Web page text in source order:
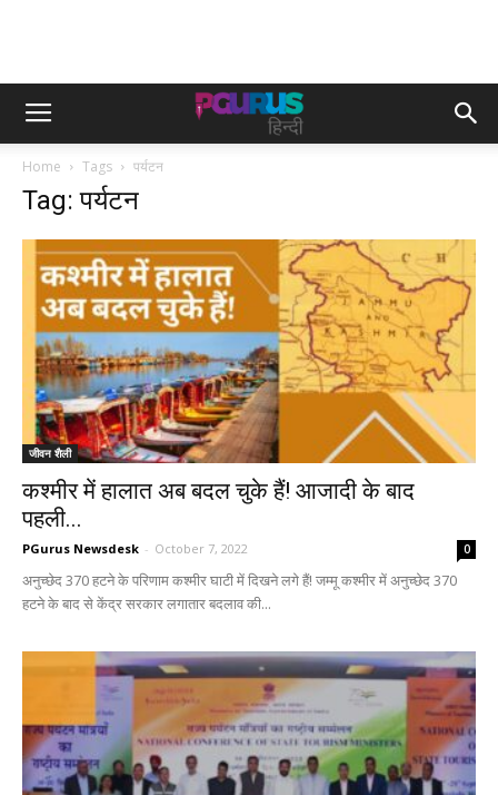
Home Tags पर्यटन
Tag: पर्यटन
जीवन शैली
कश्मीर में हालात अब बदल चुके हैं! आजादी के बाद
पहली...
PGurus Newsdesk - October 7, 2022 0
अनुच्छेद 370 हटने के परिणाम कश्मीर घाटी में दिखने लगे हैं! जम्मू कश्मीर में अनुच्छेद 370
हटने के बाद से केंद्र सरकार लगातार बदलाव की...